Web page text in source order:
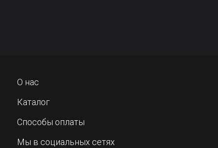
О нас
Каталог
Способы оплаты
Мы в социальных сетях